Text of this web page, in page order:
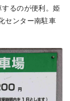
るのが便利。姫
センター南駐車